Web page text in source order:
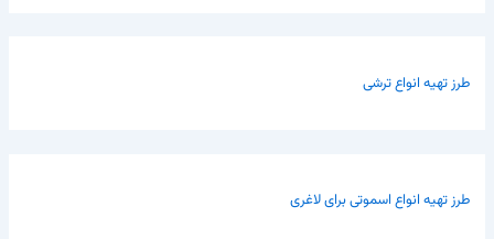
طرز تهیه انواع ترشی
طرز تهیه انواع اسموتی برای لاغری